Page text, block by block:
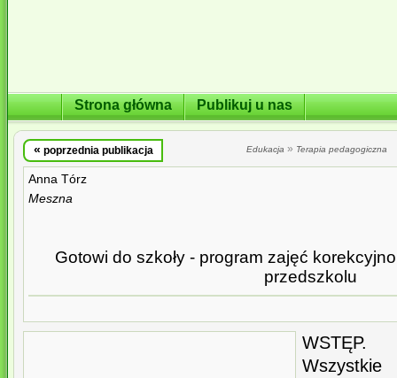
Strona główna Publikuj u nas
« poprzednia publikacja Edukacja » Terapia pedagogiczna
Anna Tórz
Meszna
Gotowi do szkoły - program zajęć
przedszkolu
WSTĘP.